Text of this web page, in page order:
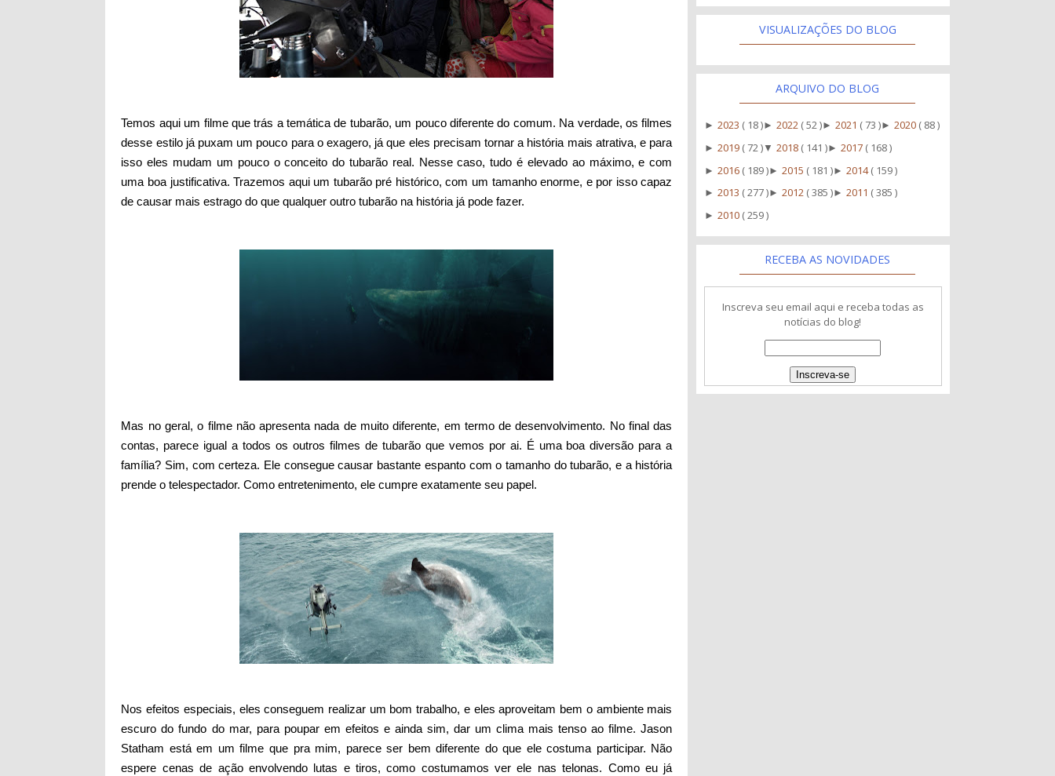
Temos aqui um filme que trás a temática de tubarão, um pouco diferente do comum. Na verdade, os filmes
desse estilo já puxam um pouco para o exagero, já que eles precisam tornar a história mais atrativa, e para
isso eles mudam um pouco o conceito do tubarão real. Nesse caso, tudo é elevado ao máximo, e com
uma boa justificativa. Trazemos aqui um tubarão pré histórico, com um tamanho enorme, e por isso capaz
de causar mais estrago do que qualquer outro tubarão na história já pode fazer.
Mas no geral, o filme não apresenta nada de muito diferente, em termo de desenvolvimento. No final das
contas, parece igual a todos os outros filmes de tubarão que vemos por ai. É uma boa diversão para a
família? Sim, com certeza. Ele consegue causar bastante espanto com o tamanho do tubarão, e a história
prende o telespectador. Como entretenimento, ele cumpre exatamente seu papel.
Nos efeitos especiais, eles conseguem realizar um bom trabalho, e eles aproveitam bem o ambiente mais
escuro do fundo do mar, para poupar em efeitos e ainda sim, dar um clima mais tenso ao filme. Jason
Statham está em um filme que pra mim, parece ser bem diferente do que ele costuma participar. Não
espere cenas de ação envolvendo lutas e tiros, como costumamos ver ele nas telonas. Como eu já
VISUALIZAÇÕES DO BLOG
ARQUIVO DO BLOG
►2023 ( 18 )►2022 ( 52 )►2021 ( 73 )►2020 ( 88 )
►2019 ( 72 ) ▼2018 ( 141 )►2017 ( 168 )
►2016 ( 189 )►2015 ( 181 )►2014( 159 )
►2013 ( 277 )►2012 ( 385 )►2011 ( 385 )
►2010 ( 259 )
RECEBA AS NOVIDADES
Inscreva seu email aqui e receba todas as
notícias do blog!